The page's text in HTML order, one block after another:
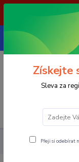
POZOR: 31.7 , 3.8 a
739252246
(Po-Pá, 8-15 hod.)
Upínací součásti
Získejte
Sleva za
Přeji si odebírat